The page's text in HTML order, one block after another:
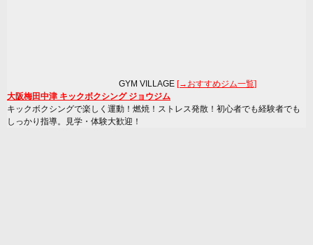
GYM VILLAGE [→おすすめジム一覧]
大阪梅田中津 キックボクシング ジョウジム
キックボクシングで楽しく運動！燃焼！ストレス発散！初心者でも経験者でも
しっかり指導。見学・体験大歓迎！